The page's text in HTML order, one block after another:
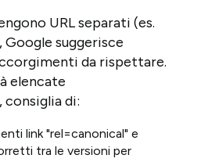
URL separati (es.
suggerisce
da rispettare.
elencate
di:
link "rel=canonical" e
tra le versioni per